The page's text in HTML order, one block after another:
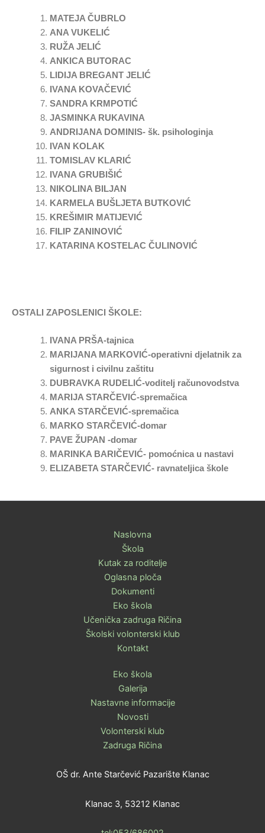
MATEJA ČUBRLO
ANA VUKELIĆ
RUŽA JELIĆ
ANKICA BUTORAC
LIDIJA BREGANT JELIĆ
IVANA KOVAČEVIĆ
SANDRA KRMPOTIĆ
JASMINKA RUKAVINA
ANDRIJANA DOMINIS- šk. psihologinja
IVAN KOLAK
TOMISLAV KLARIĆ
IVANA GRUBIŠIĆ
NIKOLINA BILJAN
KARMELA BUŠLJETA BUTKOVIĆ
KREŠIMIR MATIJEVIĆ
FILIP ZANINOVIĆ
KATARINA KOSTELAC ČULINOVIĆ
OSTALI ZAPOSLENICI ŠKOLE:
IVANA PRŠA-tajnica
MARIJANA MARKOVIĆ-operativni djelatnik za
sigurnost i civilnu zaštitu
DUBRAVKA RUDELIĆ-voditelj računovodstva
MARIJA STARČEVIĆ-spremačica
ANKA STARČEVIĆ-spremačica
MARKO STARČEVIĆ-domar
PAVE ŽUPAN -domar
MARINKA BARIČEVIĆ- pomoćnica u nastavi
ELIZABETA STARČEVIĆ- ravnateljica škole
Naslovna
Škola
Kutak za roditelje
Oglasna ploča
Dokumenti
Eko škola
Učenička zadruga Ričina
Školski volonterski klub
Kontakt
Eko škola
Galerija
Nastavne informacije
Novosti
Volonterski klub
Zadruga Ričina
OŠ dr. Ante Starčević Pazarište Klanac
Klanac 3, 53212 Klanac